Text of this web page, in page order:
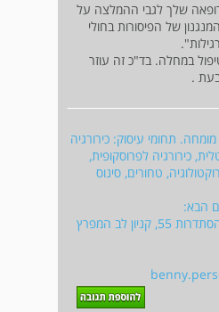
שלך לגבי ההמלצה על
של הפיסורות בחולי
במחלה. בד"כ זה עוזר
.
מומחה. תחומי עיסוק: כירורגיה
כירורגיה לפרוסקופית,
טחורים, סינוס
הבא:
מרפאות שר"פ פלוס, ההסתדרות 55, קניון לב המפרץ